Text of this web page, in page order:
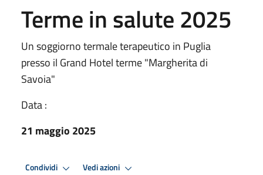
Terme in salute 2025
Un soggiorno termale terapeutico in Puglia
presso il Grand Hotel terme "Margherita di
Savoia"
Data :
21 maggio 2025
Condividi Vedi azioni